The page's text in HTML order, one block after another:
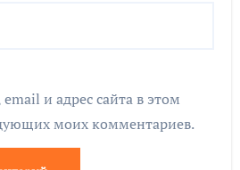
и адрес сайта в этом
моих комментариев.